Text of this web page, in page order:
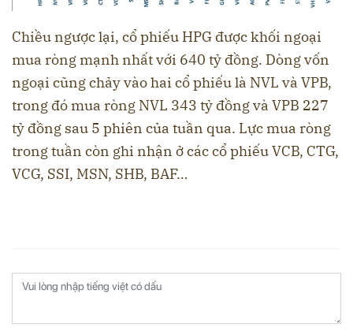
Chiều ngược lại, cổ phiếu HPG được khối ngoại
mua ròng mạnh nhất với 640 tỷ đồng. Dòng vốn
ngoại cũng chảy vào hai cổ phiếu là NVL và VPB,
trong đó mua ròng NVL 343 tỷ đồng và VPB 227
tỷ đồng sau 5 phiên của tuần qua. Lực mua ròng
trong tuần còn ghi nhận ở các cổ phiếu VCB, CTG,
VCG, SSI, MSN, SHB, BAF…